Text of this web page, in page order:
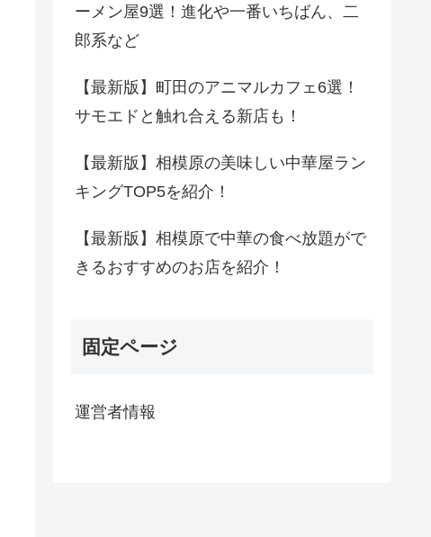
ーメン屋9選！進化や一番いちばん、二
郎系など
【最新版】町田のアニマルカフェ6選！
サモエドと触れ合える新店も！
【最新版】相模原の美味しい中華屋ラン
キングTOP5を紹介！
【最新版】相模原で中華の食べ放題がで
きるおすすめのお店を紹介！
固定ページ
運営者情報